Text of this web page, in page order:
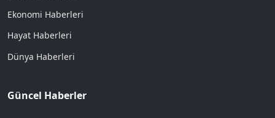
Ekonomi Haberleri
Hayat Haberleri
Dünya Haberleri
Güncel Haberler